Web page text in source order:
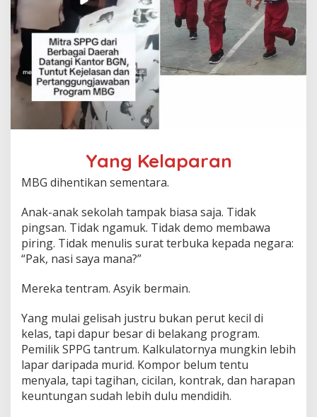
Yang Kelaparan
MBG dihentikan sementara.
Anak-anak sekolah tampak biasa saja. Tidak
pingsan. Tidak ngamuk. Tidak demo membawa
piring. Tidak menulis surat terbuka kepada negara:
“Pak, nasi saya mana?”
Mereka tentram. Asyik bermain.
Yang mulai gelisah justru bukan perut kecil di
kelas, tapi dapur besar di belakang program.
Pemilik SPPG tantrum. Kalkulatornya mungkin lebih
lapar daripada murid. Kompor belum tentu
menyala, tapi tagihan, cicilan, kontrak, dan harapan
keuntungan sudah lebih dulu mendidih.